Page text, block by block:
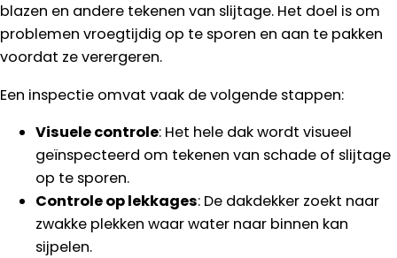
blazen en andere tekenen van slijtage. Het doel is om
problemen vroegtijdig op te sporen en aan te pakken
voordat ze verergeren.
Een inspectie omvat vaak de volgende stappen:
Visuele controle: Het hele dak wordt visueel
geïnspecteerd om tekenen van schade of slijtage
op te sporen.
Controle op lekkages: De dakdekker zoekt naar
zwakke plekken waar water naar binnen kan
sijpelen.